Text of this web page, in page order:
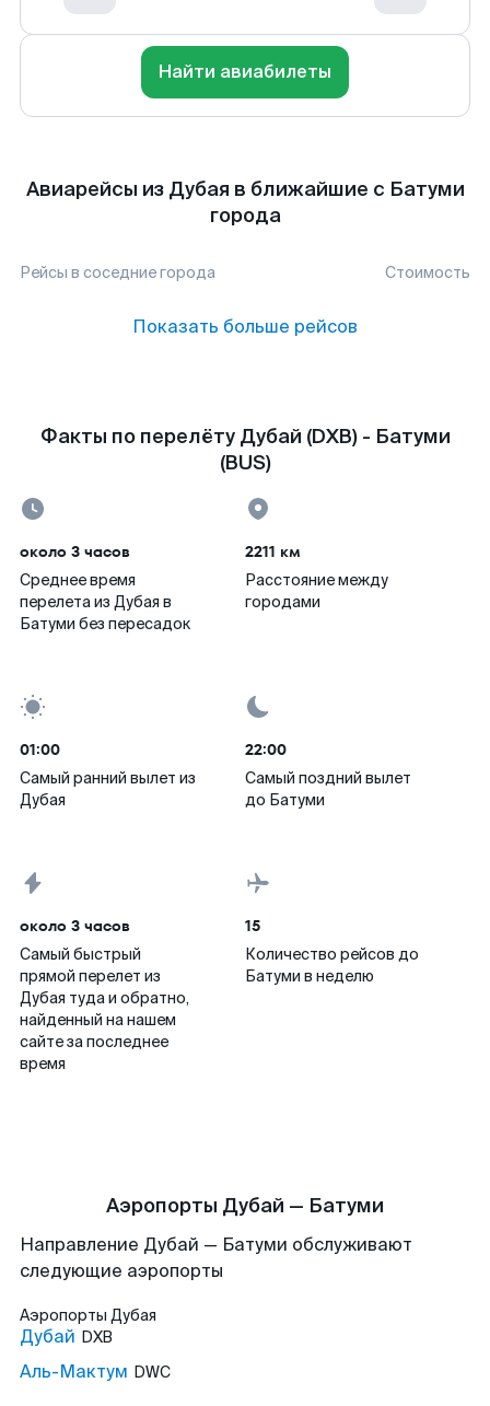
Найти авиабилеты
Авиарейсы из Дубая в ближайшие с Батуми
города
Рейсы в соседние города Стоимость
Показать больше рейсов
Факты по перелёту Дубай (DXB) - Батуми
(BUS)
около 3 часов
Среднее время
перелета из Дубая в
Батуми без пересадок
2211 км
Расстояние между
городами
01:00
Самый ранний вылет из
Дубая
22:00
Самый поздний вылет
до Батуми
около 3 часов
Самый быстрый
прямой перелет из
Дубая туда и обратно,
найденный на нашем
сайте за последнее
время
15
Количество рейсов до
Батуми в неделю
Аэропорты Дубай — Батуми
Направление Дубай — Батуми обслуживают
следующие аэропорты
Аэропорты Дубая
Дубай DXB
Аль-Мактум DWC